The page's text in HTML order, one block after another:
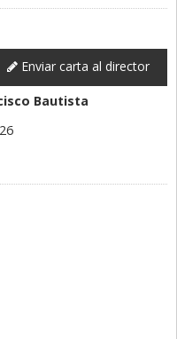
Enviar carta al director
Bautista